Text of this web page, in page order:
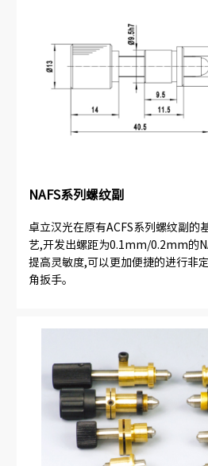
NAFS系列螺纹副
卓立汉光在原有ACFS系列螺纹副的
艺,开发出螺距为0.1mm/0.2mm的
提高灵敏度,可以更加便捷的进行非
角扳手。